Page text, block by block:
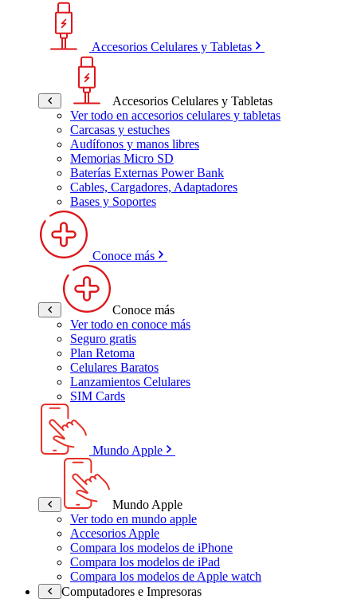
Accesorios Celulares y Tabletas
Accesorios Celulares y Tabletas
Ver todo en accesorios celulares y tabletas
Carcasas y estuches
Audífonos y manos libres
Memorias Micro SD
Baterías Externas Power Bank
Cables, Cargadores, Adaptadores
Bases y Soportes
Conoce más
Conoce más
Ver todo en conoce más
Seguro gratis
Plan Retoma
Celulares Baratos
Lanzamientos Celulares
SIM Cards
Mundo Apple
Mundo Apple
Ver todo en mundo apple
Accesorios Apple
Compara los modelos de iPhone
Compara los modelos de iPad
Compara los modelos de Apple watch
Computadores e Impresoras